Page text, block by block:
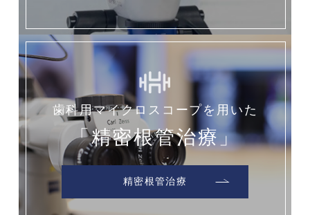
歯科用マイクロスコープを用いた
「精密根管治療」
精密根管治療